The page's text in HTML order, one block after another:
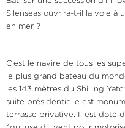
Silenseas ouvrira-t-il la voie
en mer ?
C’est le navire de tous les
le plus grand bateau du
les 143 mètres du Shilling
suite présidentielle est
terrasse privative. Il est doté